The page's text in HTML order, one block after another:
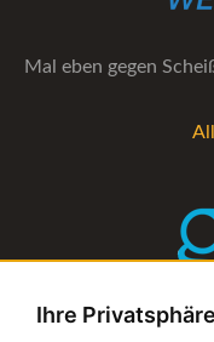
Ihre
Mal eben gegen